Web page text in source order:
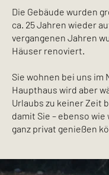
Die Gebäude wurden
ca. 25 Jahren wieder
vergangenen Jahren
Häuser renoviert.
Sie wohnen bei uns im
Haupthaus wird aber
Urlaubs zu keiner Zeit
damit Sie – ebenso wie
ganz privat genießen